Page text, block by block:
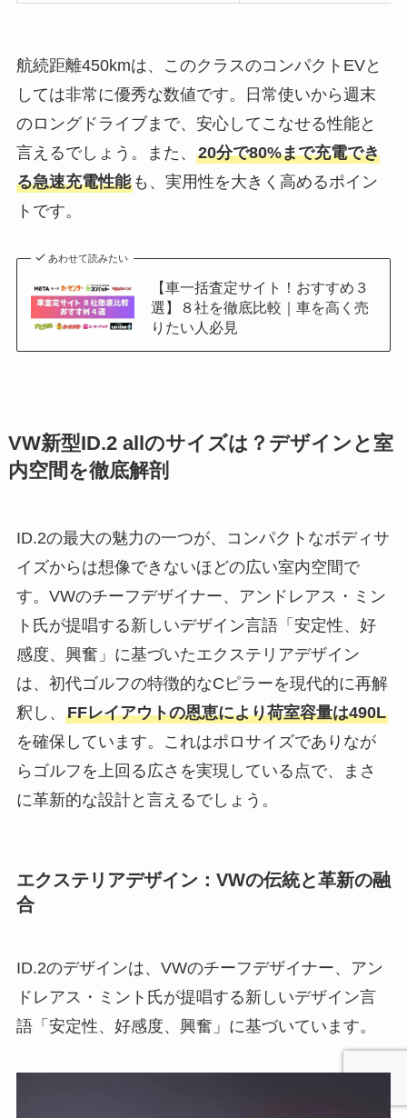
航続距離450kmは、このクラスのコンパクトEVと
しては非常に優秀な数値です。日常使いから週末
のロングドライブまで、安心してこなせる性能と
言えるでしょう。また、 20分で80%まで充電でき
る急速充電性能も、実用性を大きく高めるポイン
トです。
あわせて読みたい
【車一括査定サイト！おすすめ３
選】８社を徹底比較｜車を高く売
りたい人必見
VW新型ID.2 allのサイズは？デザインと室
内空間を徹底解剖
ID.2の最大の魅力の一つが、コンパクトなボディサ
イズからは想像できないほどの広い室内空間で
す。VWのチーフデザイナー、アンドレアス・ミン
ト氏が提唱する新しいデザイン言語「安定性、好
感度、興奮」に基づいたエクステリアデザイン
は、初代ゴルフの特徴的なCピラーを現代的に再解
釈し、 FFレイアウトの恩恵により荷室容量は490L
を確保しています。これはポロサイズでありなが
らゴルフを上回る広さを実現している点で、まさ
に革新的な設計と言えるでしょう。
エクステリアデザイン：VWの伝統と革新の融
合
ID.2のデザインは、VWのチーフデザイナー、アン
ドレアス・ミント氏が提唱する新しいデザイン言
語「安定性、好感度、興奮」に基づいています。